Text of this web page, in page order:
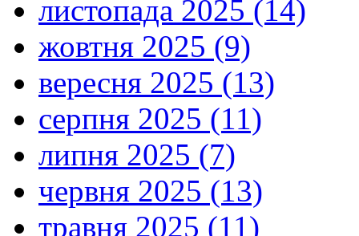
листопада 2025 (14)
жовтня 2025 (9)
вересня 2025 (13)
серпня 2025 (11)
липня 2025 (7)
червня 2025 (13)
травня 2025 (11)